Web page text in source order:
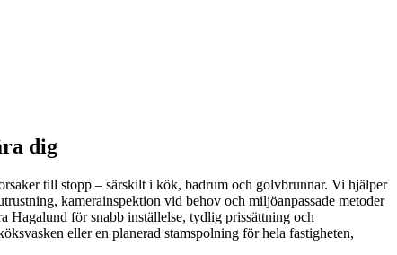
dig
till stopp – särskilt i kök, badrum och golvbrunnar. Vi hjälper
kamerainspektion vid behov och miljöanpassade metoder
Hagalund för snabb inställelse, tydlig prissättning och
eller en planerad stamspolning för hela fastigheten,